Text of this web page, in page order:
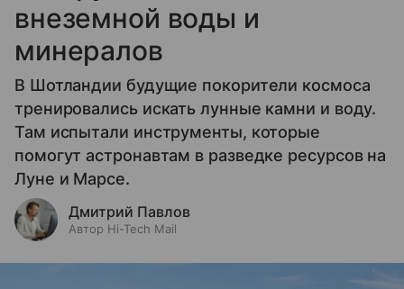
внеземной воды и
минералов
В Шотландии будущие покорители космоса
тренировались искать лунные камни и воду.
Там испытали инструменты, которые
помогут астронавтам в разведке ресурсов на
Луне и Марсе.
Дмитрий Павлов
Автор Hi-Tech Mail